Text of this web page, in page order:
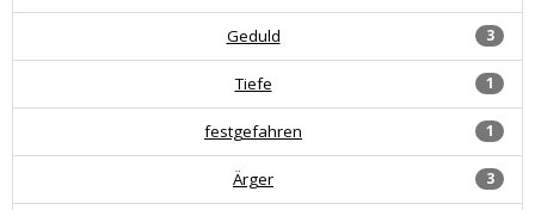
3
Geduld
1
Tiefe
1
festgefahren
3
Ärger